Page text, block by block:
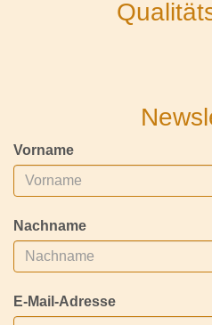
Vorname
Nachname
E-Mail-Adresse